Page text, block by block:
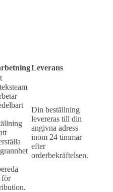
Leverans
för
Din beställning
levereras till din
angivna adress
inom 24 timmar
efter
orderbekräftelsen.